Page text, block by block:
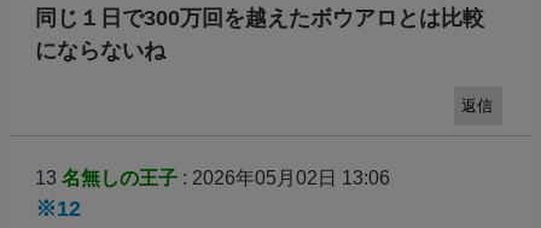
同じ１日で300万回を越えたボウアロとは比較
にならないね
返信
13 名無しの王子: 2026年05月02日 13:06
※12